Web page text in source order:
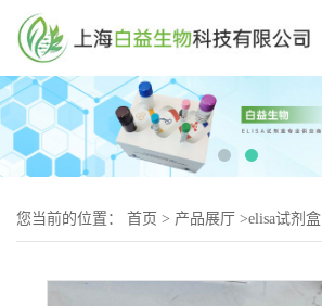
您当前的位置： 首页 > 产品展厅 >elisa试剂盒